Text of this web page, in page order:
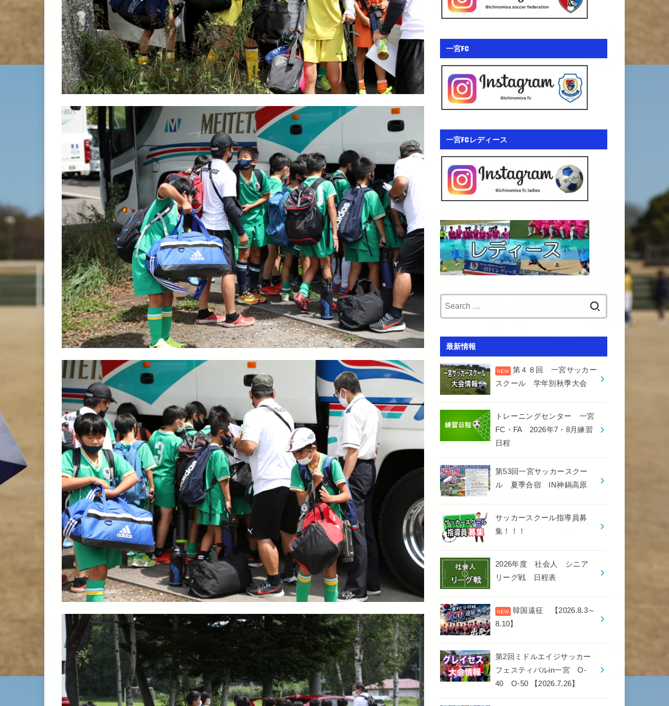
一宮FC
一宮FCレディース
最新情報
第４８回 一宮サッカー
スクール 学年別秋季大会
トレーニングセンター 一宮
FC・FA 2026年7・8月練習
日程
第53回一宮サッカースクー
ル 夏季合宿 IN神鍋高原
サッカースクール指導員募
集！！！
2026年度 社会人 シニア
リーグ戦 日程表
韓国遠征 【2026.8.3～
8.10】
第2回ミドルエイジサッカー
フェスティバルin一宮 O-
40 O-50 【2026.7.26】